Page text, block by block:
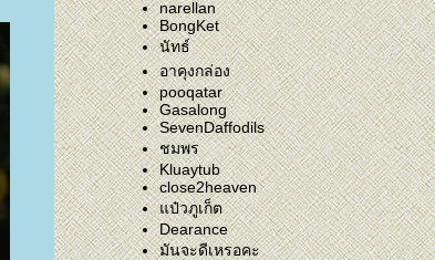
narellan
BongKet
นัทธ์
อาคุงกล่อง
pooqatar
Gasalong
SevenDaffodils
ชมพร
Kluaytub
close2heaven
ป๋วภูเก็ต
Dearance
มันจะดีเหรอคะ